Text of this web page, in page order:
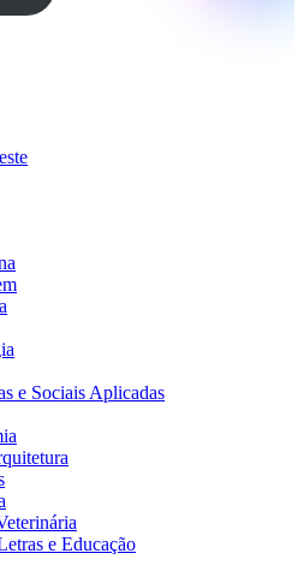
e Sociais Aplicadas
e Educação